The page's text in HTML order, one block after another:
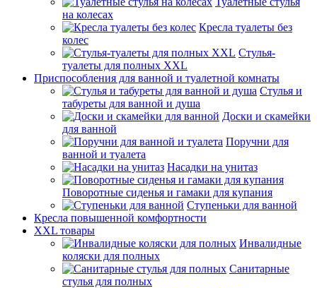
на колесах
Кресла туалеты без
колес
Стулья-
туалеты для полных XXL
Приспособления для ванной и туалетной комнаты
Стулья и
табуреты для ванной и душа
Доски и скамейки
для ванной
Поручни для
ванной и туалета
Насадки на унитаз
Поворотные сиденья и гамаки для купания
Ступеньки для ванной
Кресла повышенной комфортности
XXL товары
Инвалидные
коляски для полных
Санитарные
стулья для полных